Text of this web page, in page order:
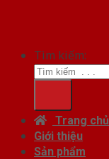
Tìm kiếm:
Trang chủ
Giới thiệu
Sản phẩm